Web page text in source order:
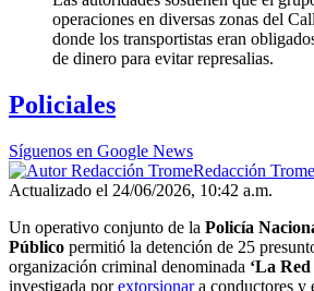
operaciones en diversas zonas del
donde los transportistas eran
de dinero para evitar represalias.
Policiales
Síguenos en Google News
Redacción Trome
Actualizado el 24/06/2026, 10:42 a.m.
Un operativo conjunto de la Policía
Público permitió la detención de 25
organización criminal denominada ‘La
investigada porextorsionara conductores y